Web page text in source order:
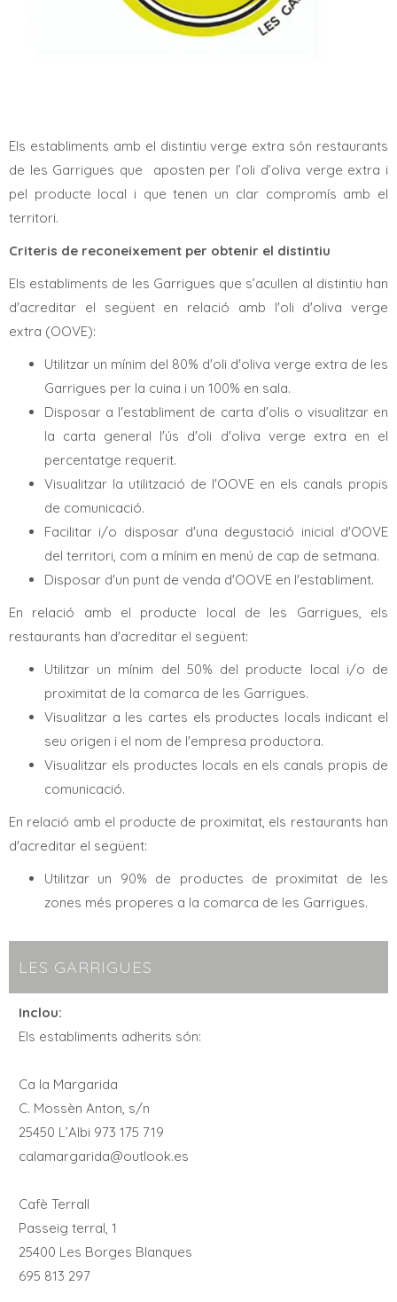
Els establiments amb el distintiu verge extra són restaurants
de les Garrigues que aposten per l’oli d’oliva verge extra i
pel producte local i que tenen un clar compromís amb el
territori.
Criteris de reconeixement per obtenir el distintiu
Els establiments de les Garrigues que s’acullen al distintiu han
d'acreditar el següent en relació amb l'oli d'oliva verge
extra (OOVE):
Utilitzar un mínim del 80% d'oli d'oliva verge extra de les
Garrigues per la cuina i un 100% en sala.
Disposar a l'establiment de carta d'olis o visualitzar en
la carta general l'ús d'oli d'oliva verge extra en el
percentatge requerit.
Visualitzar la utilització de l'OOVE en els canals propis
de comunicació.
Facilitar i/o disposar d'una degustació inicial d'OOVE
del territori, com a mínim en menú de cap de setmana.
Disposar d'un punt de venda d'OOVE en l'establiment.
En relació amb el producte local de les Garrigues, els
restaurants han d'acreditar el següent:
Utilitzar un mínim del 50% del producte local i/o de
proximitat de la comarca de les Garrigues.
Visualitzar a les cartes els productes locals indicant el
seu origen i el nom de l'empresa productora.
Visualitzar els productes locals en els canals propis de
comunicació.
En relació amb el producte de proximitat, els restaurants han
d'acreditar el següent:
Utilitzar un 90% de productes de proximitat de les
zones més properes a la comarca de les Garrigues.
LES GARRIGUES
Inclou:
Els establiments adherits són:
Ca la Margarida
C. Mossèn Anton, s/n
25450 L’Albi 973 175 719
calamargarida@outlook.es
Cafè Terrall
Passeig terral, 1
25400 Les Borges Blanques
695 813 297